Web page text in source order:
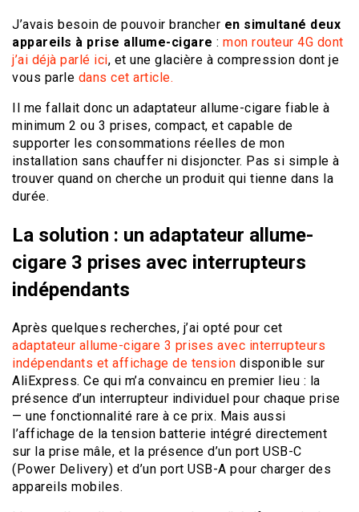
J’avais besoin de pouvoir brancher en simultané deux
appareils à prise allume-cigare : mon routeur 4G dont
j’ai déjà parlé ici, et une glacière à compression dont je
vous parle dans cet article.
Il me fallait donc un adaptateur allume-cigare fiable à
minimum 2 ou 3 prises, compact, et capable de
supporter les consommations réelles de mon
installation sans chauffer ni disjoncter. Pas si simple à
trouver quand on cherche un produit qui tienne dans la
durée.
La solution : un adaptateur allume-
cigare 3 prises avec interrupteurs
indépendants
Après quelques recherches, j’ai opté pour cet
adaptateur allume-cigare 3 prises avec interrupteurs
indépendants et affichage de tension disponible sur
AliExpress. Ce qui m’a convaincu en premier lieu : la
présence d’un interrupteur individuel pour chaque prise
— une fonctionnalité rare à ce prix. Mais aussi
l’affichage de la tension batterie intégré directement
sur la prise mâle, et la présence d’un port USB-C
(Power Delivery) et d’un port USB-A pour charger des
appareils mobiles.